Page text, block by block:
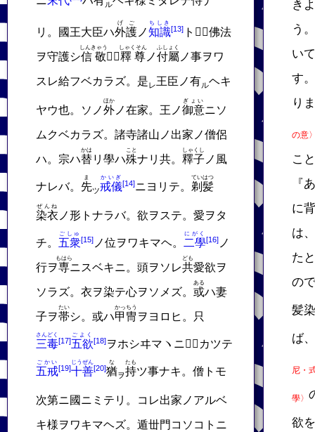
ル
リ。國王大臣ハ外護
げご
ノ知識
ちしき
ト𬼀。佛法
ヲ守護シ信敬
しんきゃう
𬼀。釋尊
しゃくそん
ノ付屬
ふしょく
ノ事ヲワ
スレ給フベカラズ。是レ王臣ノ有ルヘキ
ヤウ也。ソノ外
ほか
ノ在家。王ノ御意
ぎょい
ニソ
ムクベカラズ。諸寺諸山ノ出家ノ僧侶
ハ。宗ハ替
かは
リ學ハ殊
こと
ナリ共。 釋子
しゃくし
ノ風
ナレバ。 先
ま
ツ戒儀
かいぎ
ニヨリテ。 剃髪
ていはつ
染衣
ぜんね
ノ形トナラバ。欲ヲステ。愛ヲタ
チ。 五衆
ごしゅ
ノ位ヲワキマヘ。 二學
にがく
ノ
行ヲ専
もはら
ニスベキニ。頭ヲソレ共
ども
愛欲ヲ
ソラズ。衣ヲ染テ心ヲソメズ。 或
ある
ハ妻
子ヲ帯
たい
シ。或ハ甲冑
かっちう
ヲヨロヒ。只
三毒
さんどく
五欲
ごよく
ヲホシヰマヽニ𬼀。カツテ
五戒
ごかい
十善
じうぜん
猶
な
ヲ持
たも
ツ事ナキ。僧トモ
次第ニ國ニミテリ。コレ出家ノアルベ
キ様ヲワキマヘズ。遁丗門コソコトニ
き
う
い
す
り
の意
こ
『
に
は
た
の
髪
ば
尼・
學〉
欲